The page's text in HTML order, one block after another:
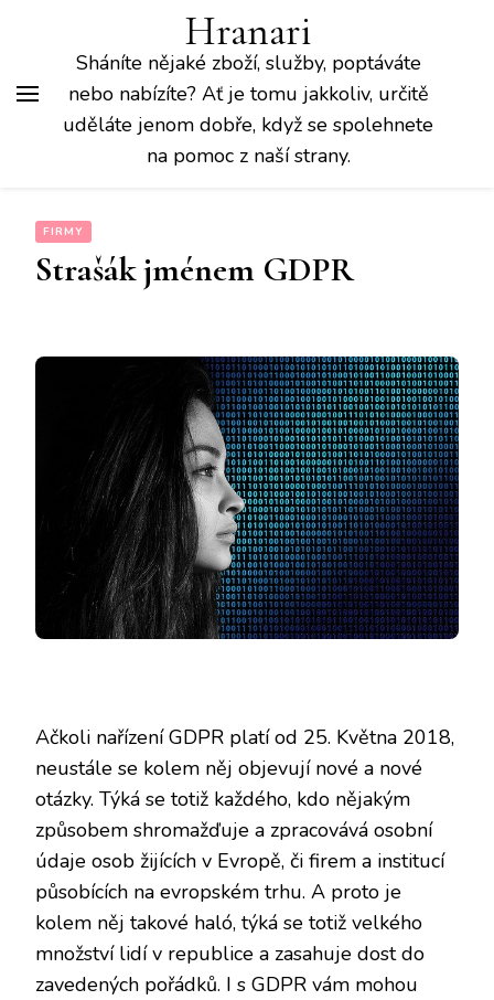
Hranari
Sháníte nějaké zboží, služby, poptáváte
nebo nabízíte? Ať je tomu jakkoliv, určitě
uděláte jenom dobře, když se spolehnete
na pomoc z naší strany.
FIRMY
Strašák jménem GDPR
Ačkoli nařízení GDPR platí od 25. Května 2018,
neustále se kolem něj objevují nové a nové
otázky. Týká se totiž každého, kdo nějakým
způsobem shromažďuje a zpracovává osobní
údaje osob žijících v Evropě, či firem a institucí
působících na evropském trhu. A proto je
kolem něj takové haló, týká se totiž velkého
množství lidí v republice a zasahuje dost do
zavedených pořádků. I s GDPR vám mohou